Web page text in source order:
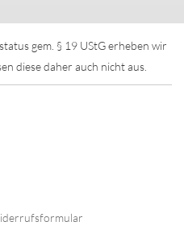
gem. § 19 UStG erheben wir
diese daher auch nicht aus.